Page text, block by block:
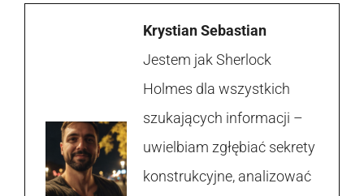
Krystian Sebastian
Jestem jak Sherlock
Holmes dla wszystkich
szukających informacji –
uwielbiam zgłębiać sekrety
konstrukcyjne, analizować